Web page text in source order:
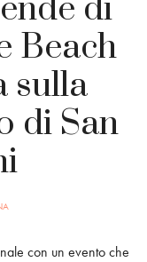
di
Beach
sulla
di San
con un evento che